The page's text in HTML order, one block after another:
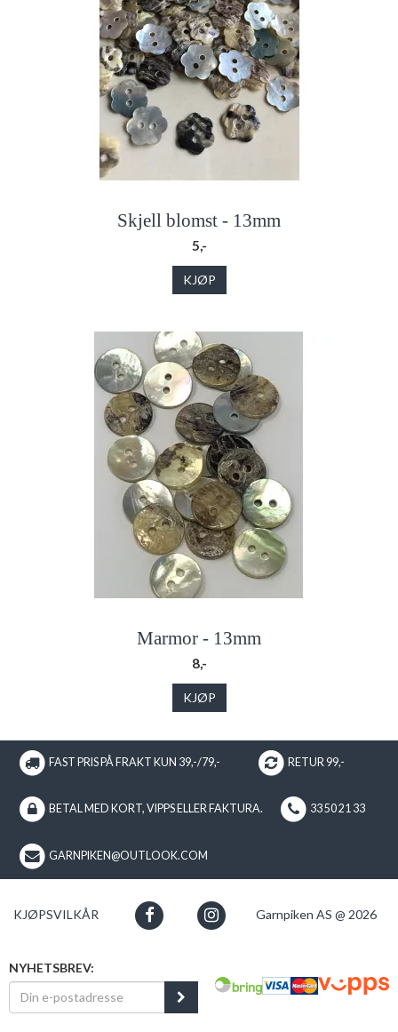
Skjell blomst - 13mm
5,-
KJØP
Marmor - 13mm
8,-
KJØP
FAST PRIS PÅ FRAKT KUN 39,-/79,- RETUR 99,-
BETAL MED KORT, VIPPS ELLER FAKTURA. 33 50 21 33
GARNPIKEN@OUTLOOK.COM
KJØPSVILKÅR Garnpiken AS @ 2026
NYHETSBREV: